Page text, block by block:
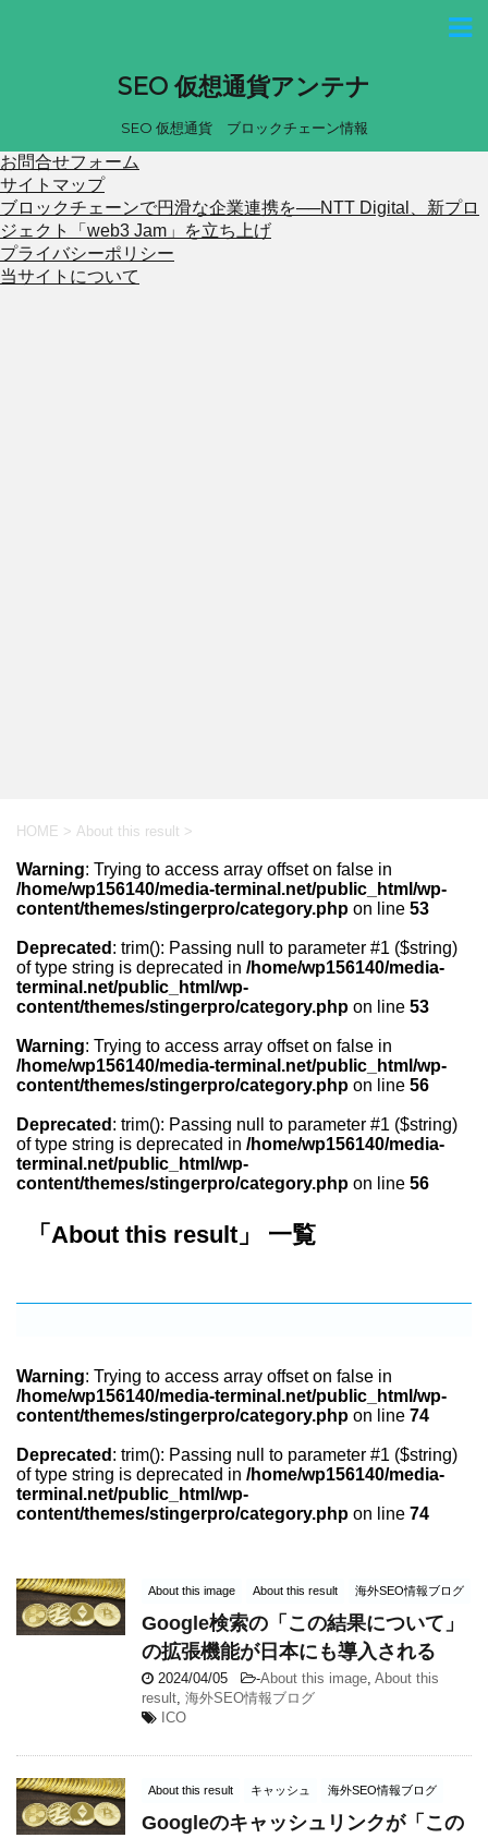
SEO 仮想通貨アンテナ
SEO 仮想通貨 ブロックチェーン情報
お問合せフォーム
サイトマップ
ブロックチェーンで円滑な企業連携を──NTT Digital、新プロ
ジェクト「web3 Jam」を立ち上げ
プライバシーポリシー
当サイトについて
HOME > About this result >
Warning: Trying to access array offset on false in
/home/wp156140/media-terminal.net/public_html/wp-
content/themes/stingerpro/category.php on line 53
Deprecated : trim(): Passing null to parameter #1 ($string)
of type string is deprecated in /home/wp156140/media-
terminal.net/public_html/wp-
content/themes/stingerpro/category.php on line 53
Warning: Trying to access array offset on false in
/home/wp156140/media-terminal.net/public_html/wp-
content/themes/stingerpro/category.php on line 56
Deprecated : trim(): Passing null to parameter #1 ($string)
of type string is deprecated in /home/wp156140/media-
terminal.net/public_html/wp-
content/themes/stingerpro/category.php on line 56
「About this result」 一覧
Warning: Trying to access array offset on false in
/home/wp156140/media-terminal.net/public_html/wp-
content/themes/stingerpro/category.php on line 74
Deprecated : trim(): Passing null to parameter #1 ($string)
of type string is deprecated in /home/wp156140/media-
terminal.net/public_html/wp-
content/themes/stingerpro/category.php on line 74
About this image About this result 海外SEO情報ブログ
Google検索の「この結果について」
の拡張機能が日本にも導入される
2024/04/05 -About this image About this
result 海外SEO情報ブログ
ICO
About this result キャッシュ 海外SEO情報ブログ
Googleのキャッシュリンクが「この